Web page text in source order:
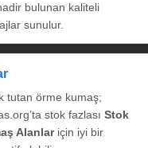
bulunan kaliteli
sunulur.
tutan örme kumaş;
stok fazlası Stok
Alanlariçin iyi bir